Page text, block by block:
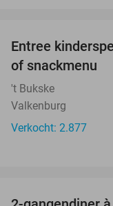
Entree
of snackmenu
't Bukske
Valkenburg
Verkocht: 2.877